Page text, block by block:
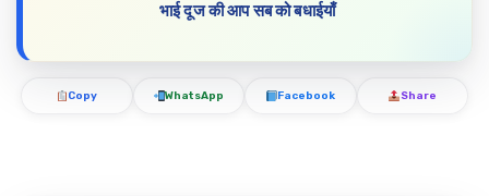
भाई दूज की आप सब को बधाईयाँ
Copy WhatsApp Facebook Share